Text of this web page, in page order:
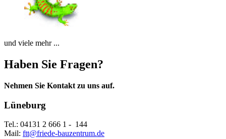
und viele mehr ...
Haben Sie Fragen?
Nehmen Sie Kontakt zu uns auf.
Lüneburg
Tel.: 04131 2 666 1 - 144
Mail: ftt@friede-bauzentrum.de